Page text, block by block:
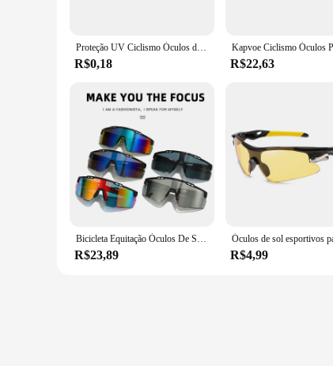
Proteção UV Ciclismo Óculos de sol para homens e mulheres, Óculos à prova de vento, Lente Polarizada, Bike Eyewear Accessories, Outdoor
R$0,18 R$22,63
Bicicleta Equitação Óculos De Sol, Óculos Esportivos Coloridos, Tour de France, Italian SC ICON
R$23,89 R$4,99